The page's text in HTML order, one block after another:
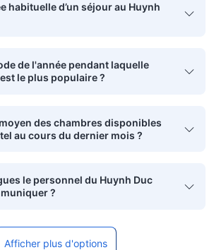
habituelle d’un séjour au Huynh
de l'année pendant laquelle
le plus populaire ?
des chambres disponibles
au cours du dernier mois ?
le personnel du Huynh Duc
?
Afficher plus d'options